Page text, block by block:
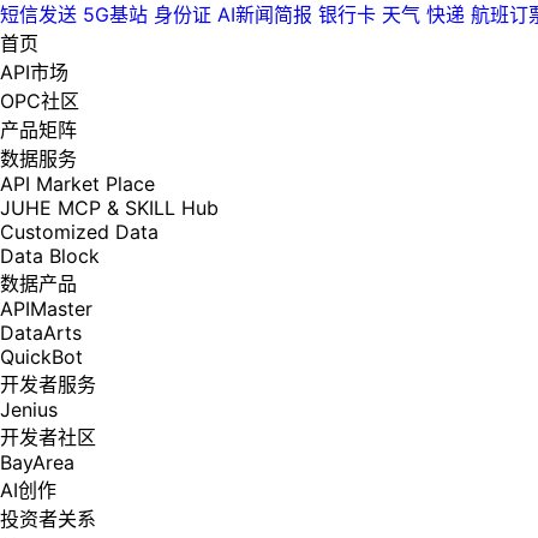
短信发送 5G基站 身份证 AI新闻简报 银行卡 天气 快递 航班订
首页
API市场
OPC社区
产品矩阵
数据服务
API Market Place
JUHE MCP & SKILL Hub
Customized Data
Data Block
数据产品
APIMaster
DataArts
QuickBot
开发者服务
Jenius
开发者社区
BayArea
AI创作
投资者关系